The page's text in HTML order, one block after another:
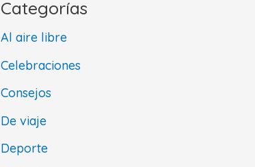
Categorías
Al aire libre
Celebraciones
Consejos
De viaje
Deporte